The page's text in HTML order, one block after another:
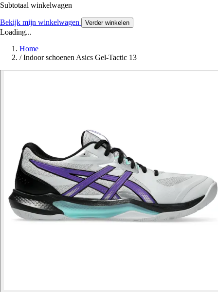
Subtotaal winkelwagen
Bekijk mijn winkelwagen Verder winkelen
Loading...
Home
/ Indoor schoenen Asics Gel-Tactic 13